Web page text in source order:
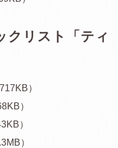
クリスト「ティ
）
）
）
）